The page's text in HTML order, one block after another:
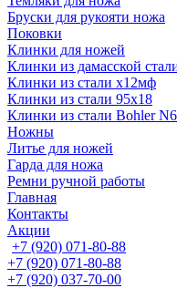
Бруски для рукояти ножа
Поковки
Клинки для ножей
Клинки из дамасской
Клинки из стали х12мф
Клинки из стали 95х18
Клинки из стали Bohler
Ножны
Литье для ножей
Гарда для ножа
Ремни ручной работы
Главная
Контакты
Акции
+7 (920) 071-80-88
+7 (920) 071-80-88
+7 (920) 037-70-00